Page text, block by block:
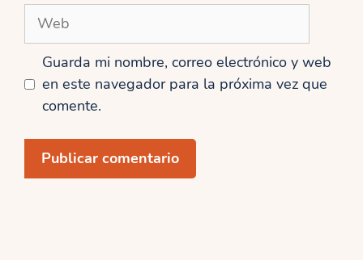
Web
Guarda mi nombre, correo electrónico y web
en este navegador para la próxima vez que
comente.